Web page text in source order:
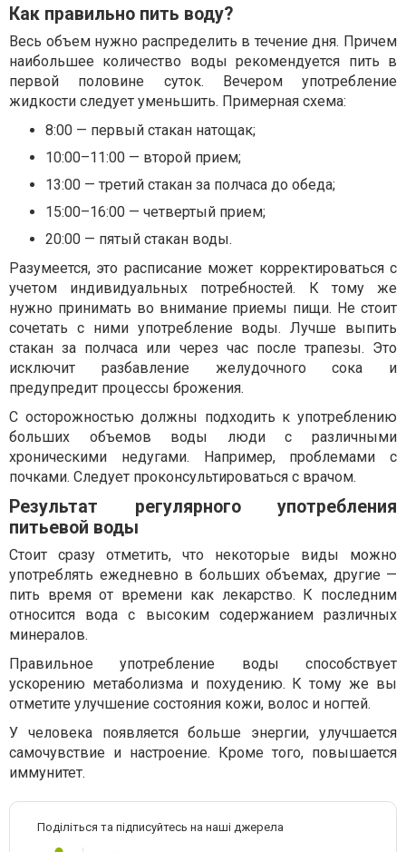
Как правильно пить воду?
Весь объем нужно распределить в течение дня. Причем
наибольшее количество воды рекомендуется пить в
первой половине суток. Вечером употребление
жидкости следует уменьшить. Примерная схема:
8:00 — первый стакан натощак;
10:00–11:00 — второй прием;
13:00 — третий стакан за полчаса до обеда;
15:00–16:00 — четвертый прием;
20:00 — пятый стакан воды.
Разумеется, это расписание может корректироваться с
учетом индивидуальных потребностей. К тому же
нужно принимать во внимание приемы пищи. Не стоит
сочетать с ними употребление воды. Лучше выпить
стакан за полчаса или через час после трапезы. Это
исключит разбавление желудочного сока и
предупредит процессы брожения.
С осторожностью должны подходить к употреблению
больших объемов воды люди с различными
хроническими недугами. Например, проблемами с
почками. Следует проконсультироваться с врачом.
Результат регулярного употребления
питьевой воды
Стоит сразу отметить, что некоторые виды можно
употреблять ежедневно в больших объемах, другие —
пить время от времени как лекарство. К последним
относится вода с высоким содержанием различных
минералов.
Правильное употребление воды способствует
ускорению метаболизма и похудению. К тому же вы
отметите улучшение состояния кожи, волос и ногтей.
У человека появляется больше энергии, улучшается
самочувствие и настроение. Кроме того, повышается
иммунитет.
Поділіться та підписуйтесь на наші джерела